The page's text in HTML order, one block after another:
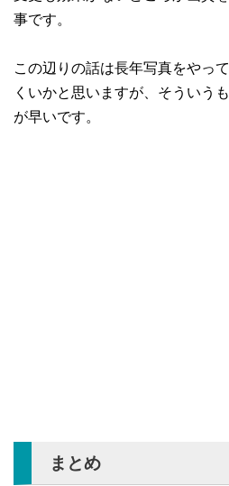
事です。
この辺りの話は長年写真をやっ
くいかと思いますが、そういう
が早いです。
まとめ